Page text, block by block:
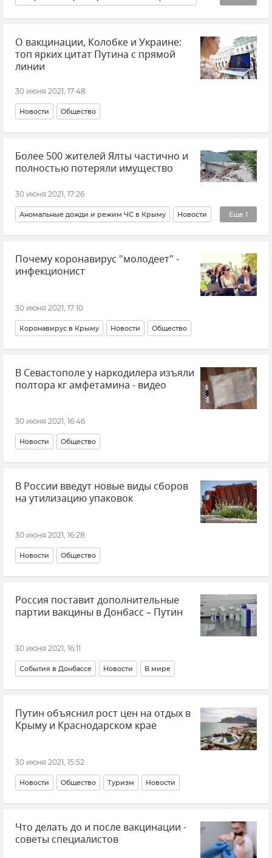
Новости Общество
О вакцинации, Колобке и Украине:
топ ярких цитат Путина с прямой
линии
30 июня 2021, 17:48
Новости Общество
Более 500 жителей Ялты частично и
полностью потеряли имущество
30 июня 2021, 17:26
Еще 1
Аномальные дожди и режим ЧС в Крыму Новости
Общество
Почему коронавирус "молодеет" -
инфекционист
30 июня 2021, 17:10
Коронавирус в Крыму Новости Общество
В Севастополе у наркодилера изъяли
полтора кг амфетамина - видео
30 июня 2021, 16:46
Новости Общество
В России введут новые виды сборов
на утилизацию упаковок
30 июня 2021, 16:28
Новости Общество
Россия поставит дополнительные
партии вакцины в Донбасс – Путин
30 июня 2021, 16:11
События в Донбассе Новости В мире
Путин объяснил рост цен на отдых в
Крыму и Краснодарском крае
30 июня 2021, 15:52
Новости Общество Туризм Новости
Что делать до и после вакцинации -
советы специалистов